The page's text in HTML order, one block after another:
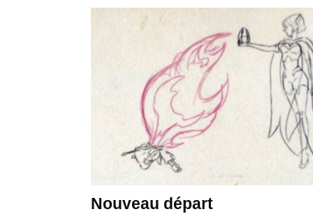
Nouveau départ